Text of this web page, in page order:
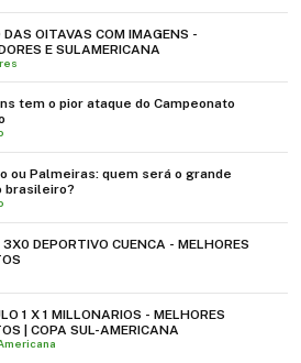
DAS OITAVAS COM IMAGENS -
E SULAMERICANA
tem o pior ataque do Campeonato
ou Palmeiras: quem será o grande
brasileiro?
DEPORTIVO CUENCA - MELHORES
1 X 1 MILLONARIOS - MELHORES
| COPA SUL-AMERICANA